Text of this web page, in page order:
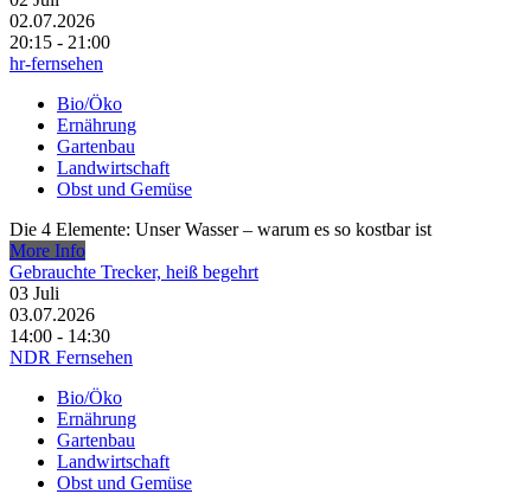
02.07.2026
20:15 - 21:00
hr-fernsehen
Bio/Öko
Ernährung
Gartenbau
Landwirtschaft
Obst und Gemüse
Die 4 Elemente: Unser Wasser – warum es so kostbar ist
More Info
Gebrauchte Trecker, heiß begehrt
03 Juli
03.07.2026
14:00 - 14:30
NDR Fernsehen
Bio/Öko
Ernährung
Gartenbau
Landwirtschaft
Obst und Gemüse